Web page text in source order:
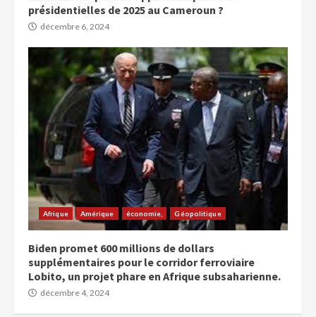
présidentielles de 2025 au Cameroun ?
décembre 6, 2024
Afrique Amérique économie, Géopolitique
Biden promet 600 millions de dollars
supplémentaires pour le corridor ferroviaire
Lobito, un projet phare en Afrique subsaharienne.
décembre 4, 2024